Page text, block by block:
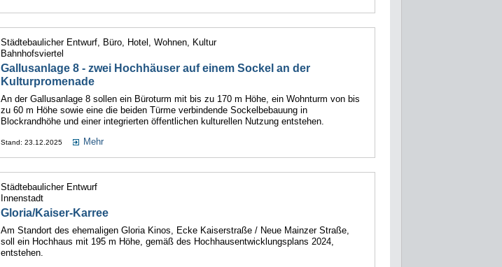
Städtebaulicher Entwurf, Büro, Hotel, Wohnen, Kultur
Bahnhofsviertel
Gallusanlage 8 - zwei Hochhäuser auf einem Sockel an der
Kulturpromenade
An der Gallusanlage 8 sollen ein Büroturm mit bis zu 170 m Höhe, ein Wohnturm von bis
zu 60 m Höhe sowie eine die beiden Türme verbindende Sockelbebauung in
Blockrandhöhe und einer integrierten öffentlichen kulturellen Nutzung entstehen.
Stand: 23.12.2025 Mehr
Städtebaulicher Entwurf
Innenstadt
Gloria/Kaiser-Karree
Am Standort des ehemaligen Gloria Kinos, Ecke Kaiserstraße / Neue Mainzer Straße,
soll ein Hochhaus mit 195 m Höhe, gemäß des Hochhausentwicklungsplans 2024,
entstehen.